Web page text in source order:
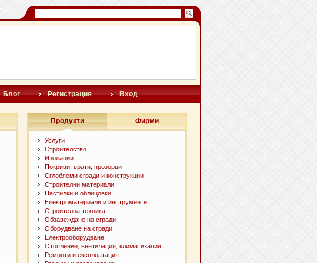
Блог Регистрация Вход
Продукти Фирми
Услуги
Строителство
Изолации
Покриви, врати, прозорци
Сглобяеми сгради и конструкции
Строителни материали
Настилки и облицовки
Електроматериали и инструменти
Строителна техника
Обзавеждане на сгради
Оборудване на сгради
Електрооборудване
Отопление, вентилация, климатизация
Ремонти и експлоатация